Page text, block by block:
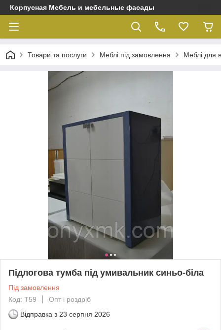
Корпусная Мебель и мебельные фасады
Товари та послуги Меблі під замовлення Меблі для
Підлогова тумба під умивальник синьо-біла
Під замовлення
Код: Т59
Опт і роздріб
Відправка з 23 серпня 2026